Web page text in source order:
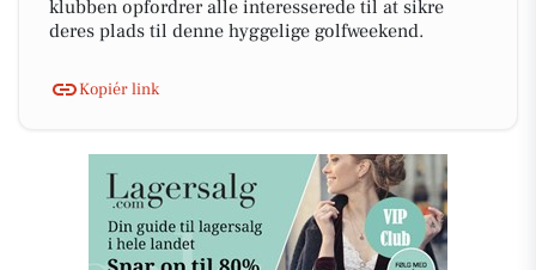
klubben opfordrer alle interesserede til at sikre
deres plads til denne hyggelige golfweekend.
Kopiér link